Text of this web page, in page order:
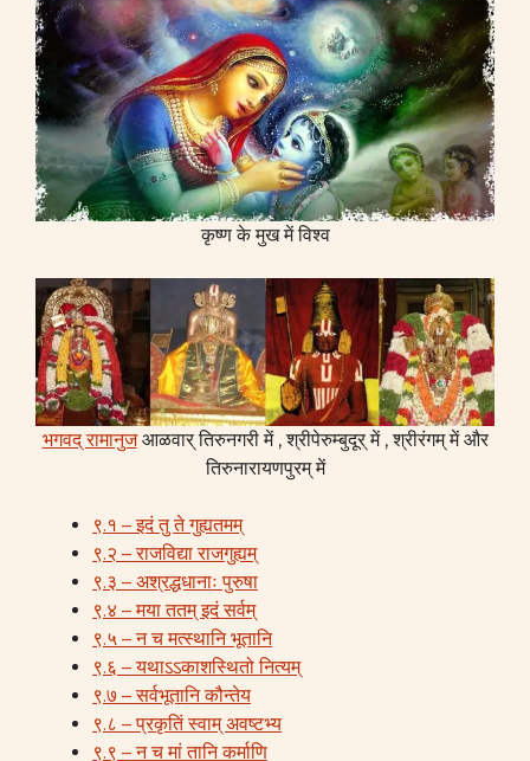
कृष्ण के मुख में विश्व
भगवद् रामानुजआळवार् तिरुनगरी में , श्रीपेरुम्बुदूर् में , श्रीरंगम् में और
तिरुनारायणपुरम् में
९.१ – इदं तु ते गुह्यतमम्
९.२ – राजविद्या राजगुह्यम्
९.३ – अश्रद्धधानाः पुरुषा
९.४ – मया ततम् इदं सर्वम्
९.५ – न च मत्स्थानि भूतानि
९.६ – यथाऽऽकाशस्थितो नित्यम्
९.७ – सर्वभूतानि कौन्तेय
९.८ – प्रकृतिं स्वाम् अवष्टभ्य
९.९ – न च मां तानि कर्माणि